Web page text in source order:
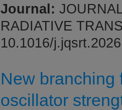
Journal:
RADIATIVE
10.1016/
New branching
oscillator